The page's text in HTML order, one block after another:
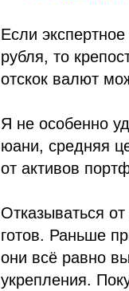
Если
рубля, то
отскок валют
Я не особенно
юани, средняя
от активов
Отказываться
готов. Раньше
они всё равно
укрепления.